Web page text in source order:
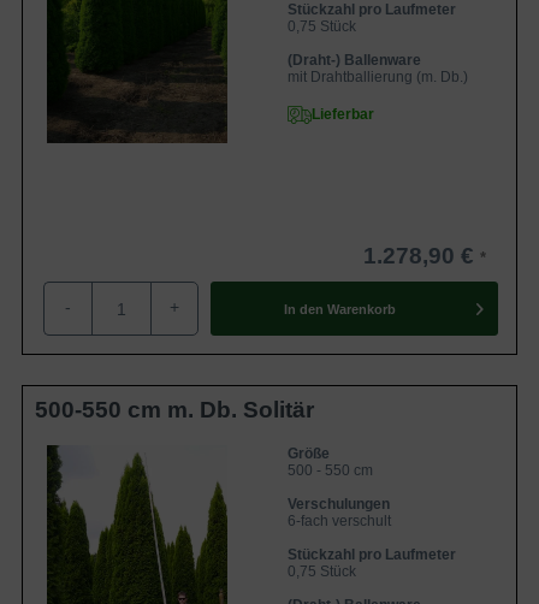
Stückzahl pro Laufmeter
0,75 Stück
(Draht-) Ballenware
mit Drahtballierung (m. Db.)
Lieferbar
1.278,90 €
- + In den Warenkorb
500-550 cm m. Db. Solitär
Größe
500 - 550 cm
Verschulungen
6-fach verschult
Stückzahl pro Laufmeter
0,75 Stück